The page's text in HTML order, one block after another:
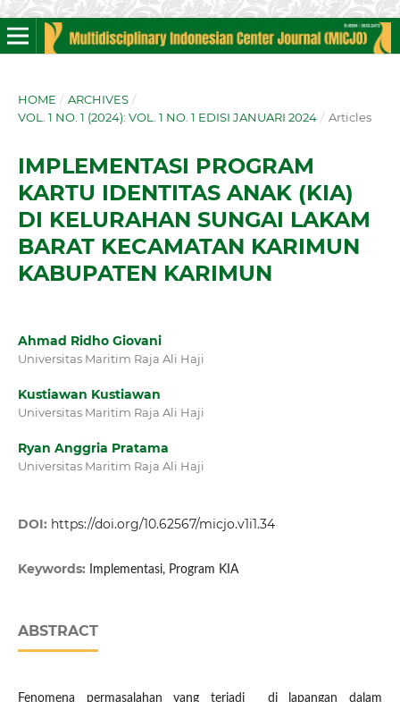
HOME / ARCHIVES /
VOL. 1 NO. 1 (2024): VOL. 1 NO. 1 EDISI JANUARI 2024 / Articles
IMPLEMENTASI PROGRAM
KARTU IDENTITAS ANAK (KIA)
DI KELURAHAN SUNGAI LAKAM
BARAT KECAMATAN KARIMUN
KABUPATEN KARIMUN
Ahmad Ridho Giovani
Universitas Maritim Raja Ali Haji
Kustiawan Kustiawan
Universitas Maritim Raja Ali Haji
Ryan Anggria Pratama
Universitas Maritim Raja Ali Haji
DOI: https://doi.org/10.62567/micjo.v1i1.34
Keywords: Implementasi, Program KIA
ABSTRACT
Fenomena permasalahan yang terjadi di lapangan dalam